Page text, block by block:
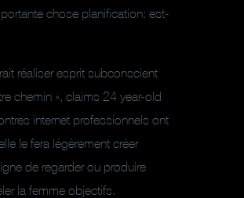
chose planification: est-
réaliser esprit subconscient
chemin », claims 24 year-old
internet professionnels ont
le fera légèrement créer
de regarder ou produire
la femme objectifs.